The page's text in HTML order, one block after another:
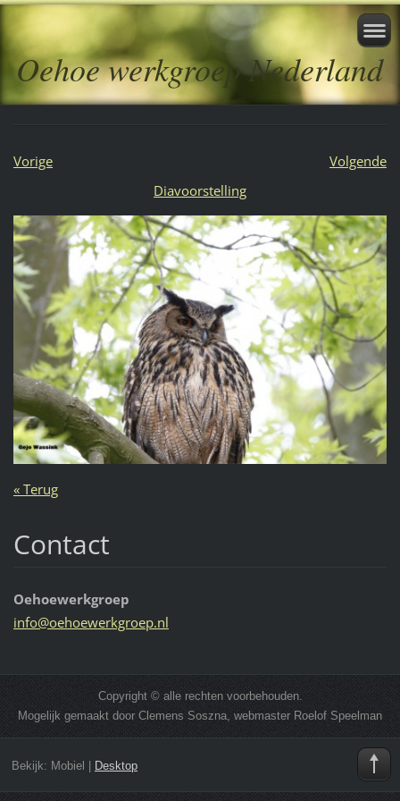
Oehoe werkgroep Nederland
Vorige
Volgende
Diavoorstelling
« Terug
Contact
Oehoewerkgroep
info@oehoewerkgroep.nl
Copyright © alle rechten voorbehouden.
Mogelijk gemaakt door Clemens Soszna, webmaster Roelof Speelman
Bekijk: Mobiel | Desktop